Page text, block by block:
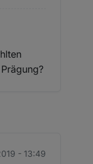
- 13:49